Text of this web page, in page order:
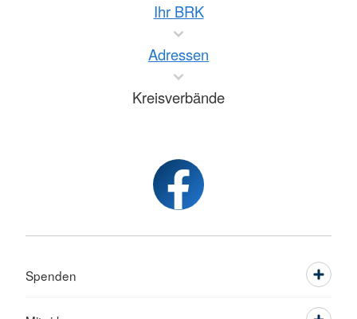
Ihr BRK
Adressen
Kreisverbände
Spenden